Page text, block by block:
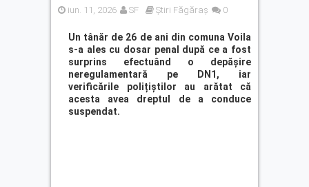
Cod Portocaliu de caniculă
lăsați copiii sau animalele
în mașină”
iun. 11, 2026 SF Știri Făgăraș 0
Un tânăr de 26 de ani din comuna Voila
s-a ales cu dosar penal după ce a fost
surprins efectuând o depășire
neregulamentară pe DN1, iar
verificările polițiștilor au arătat că
acesta avea dreptul de a conduce
suspendat.